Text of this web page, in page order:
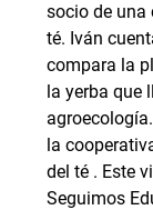
socio de una
té. Iván
compara la
la yerba que
la
del té . Este
Seguimos